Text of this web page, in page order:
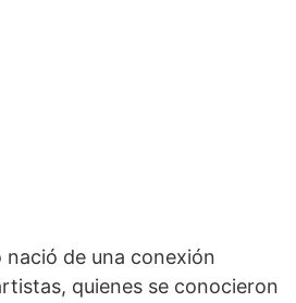
nació de una conexión
quienes se conocieron